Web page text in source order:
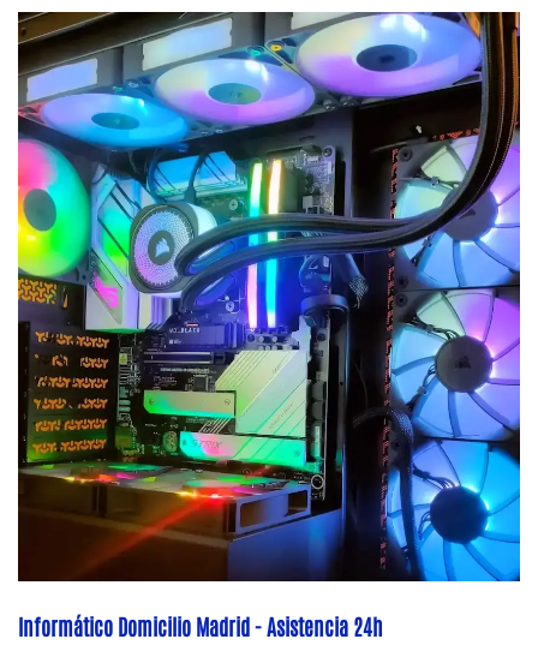
Informático Domicilio Madrid - Asistencia 24h